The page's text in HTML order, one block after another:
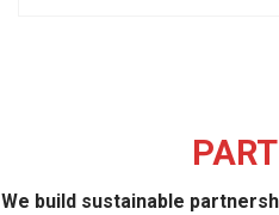
We build sustainable